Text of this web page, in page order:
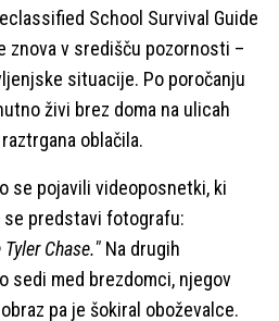
School Survival Guide
znova v središču pozornosti –
situacije. Po poročanju
živi brez doma na ulicah
oblačila.
se pojavili videoposnetki, ki
se predstavi fotografu:
Chase." Na drugih
sedi med brezdomci, njegov
pa je šokiral oboževalce.